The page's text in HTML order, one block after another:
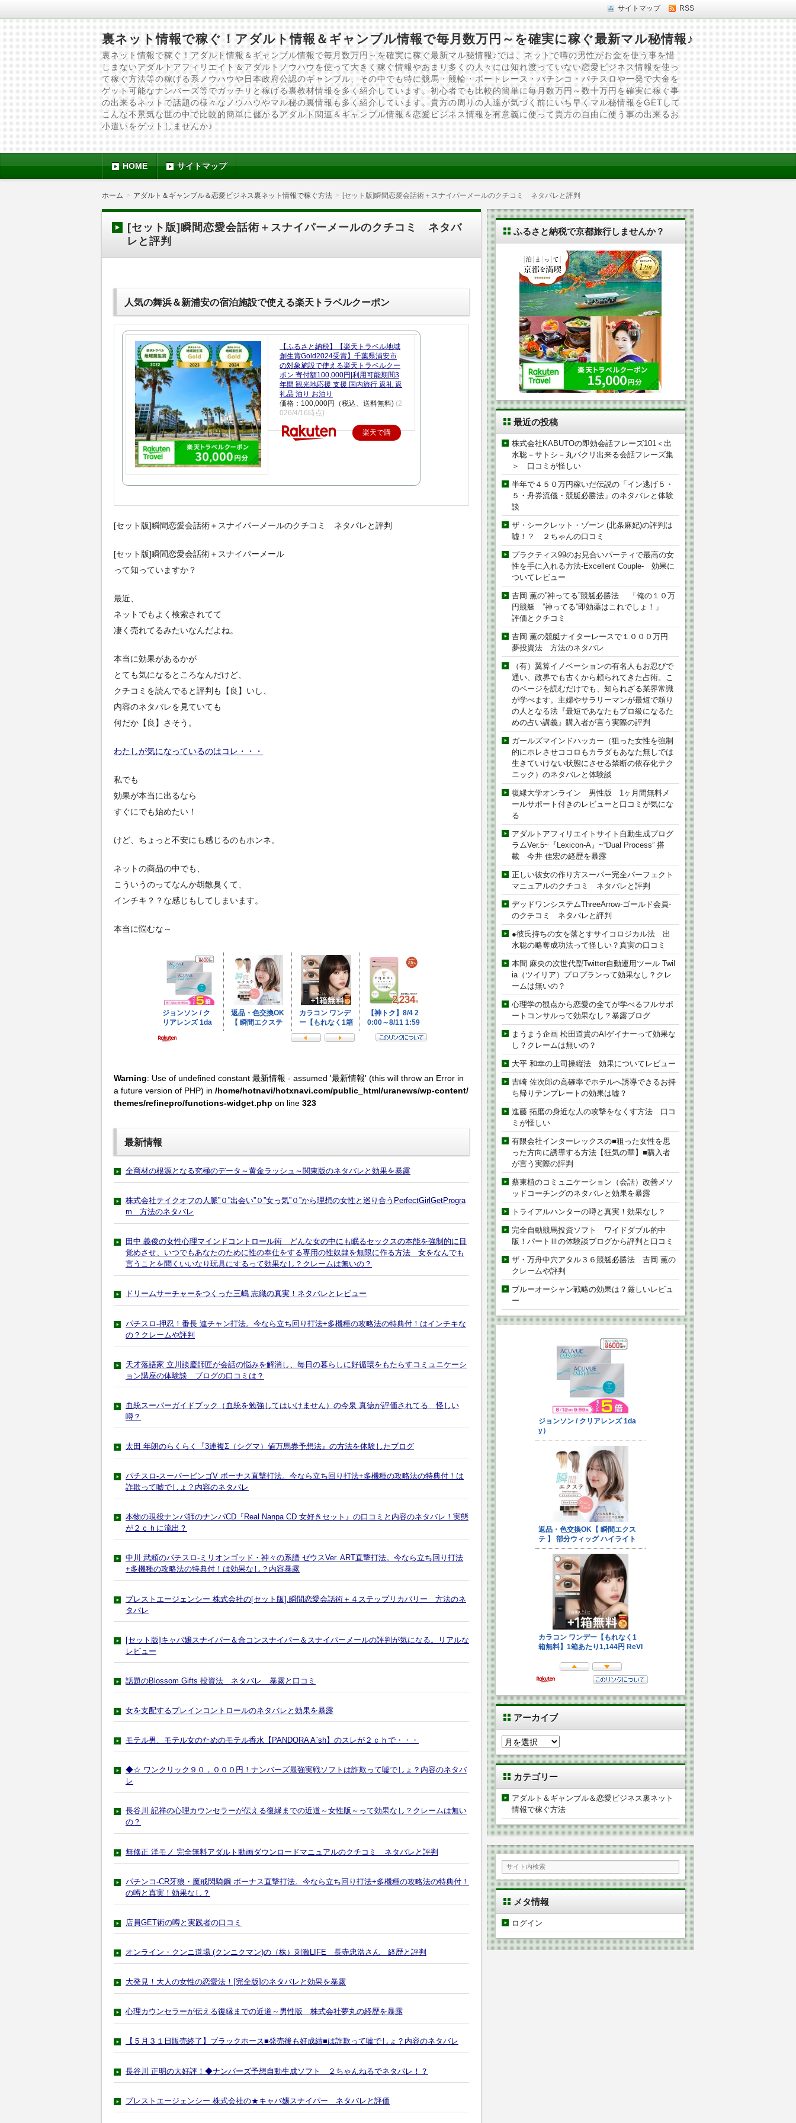
サイトマップ RSS
裏ネット情報で稼ぐ！アダルト情報＆ギャンブル情報で毎月数万円～を確実に稼ぐ最新マル秘情報♪
裏ネット情報で稼ぐ！アダルト情報＆ギャンブル情報で毎月数万円～を確実に稼ぐ最新マル秘情報♪では、ネットで噂の男性がお金を使う事を惜
しまないアダルトアフィリエイト＆アダルトノウハウを使って大きく稼ぐ情報やあまり多くの人々には知れ渡っていない恋愛ビジネス情報を使っ
て稼ぐ方法等の稼げる系ノウハウや日本政府公認のギャンブル、その中でも特に競馬・競輪・ボートレース・パチンコ・パチスロや一発で大金を
ゲット可能なナンバーズ等でガッチリと稼げる裏教材情報を多く紹介しています。初心者でも比較的簡単に毎月数万円～数十万円を確実に稼ぐ事
の出来るネットで話題の様々なノウハウやマル秘の裏情報も多く紹介しています。貴方の周りの人達が気づく前にいち早くマル秘情報をGETして
こんな不景気な世の中で比較的簡単に儲かるアダルト関連＆ギャンブル情報＆恋愛ビジネス情報を有意義に使って貴方の自由に使う事の出来るお
小遣いをゲットしませんか♪
HOME サイトマップ
ホーム アダルト＆ギャンブル＆恋愛ビジネス裏ネット情報で稼ぐ方法 [セット版]瞬間恋愛会話術＋スナイパーメールのクチコミ ネタバレと評判
[セット版]瞬間恋愛会話術＋スナイパーメールのクチコミ ネタバ
レと評判
人気の舞浜＆新浦安の宿泊施設で使える楽天トラベルクーポン
【ふるさと納税】【楽天トラベル地域
創生賞Gold2024受賞】千葉県浦安市
の対象施設で使える楽天トラベルクー
ポン 寄付額100,000円|利用可能期間3
年間 観光地応援 支援 国内旅行 返礼 返
礼品 泊り お泊り
価格：100,000円（税込、送料無料) (2
026/4/16時点)
楽天で購
[セット版]瞬間恋愛会話術＋スナイパーメールのクチコミ ネタバレと評判
[セット版]瞬間恋愛会話術＋スナイパーメール
って知っていますか？
最近、
ネットでもよく検索されてて
凄く売れてるみたいなんだよね。
本当に効果があるかが
とても気になるところなんだけど、
クチコミを読んでると評判も【良】いし、
内容のネタバレを見ていても
何だか【良】さそう。
わたしが気になっているのはコレ・・・
私でも
効果が本当に出るなら
すぐにでも始めたい！
けど、ちょっと不安にも感じるのもホンネ。
ネットの商品の中でも、
こういうのってなんか胡散臭くて、
インチキ？？な感じもしてしまいます。
本当に悩むな～
Warning: Use of undefined constant 最新情報 - assumed '最新情報' (this will throw an Error in
a future version of PHP) in /home/hotnavi/hotxnavi.com/public_html/uranews/wp-content/
themes/refinepro/functions-widget.php on line 323
最新情報
全商材の根源となる究極のデータ～黄金ラッシュ～関東版のネタバレと効果を暴露
株式会社テイクオフの人脈”０”出会い”０”女っ気”０”から理想の女性と巡り合うPerfectGirlGetProgra
m 方法のネタバレ
田中 義俊の女性心理マインドコントロール術 どんな女の中にも眠るセックスの本能を強制的に目
覚めさせ、いつでもあなたのために性の奉仕をする専用の性奴隷を無限に作る方法 女をなんでも
言うことを聞くいいなり玩具にするって効果なし？クレームは無いの？
ドリームサーチャーをつくった三嶋 志織の真実！ネタバレとレビュー
パチスロ-押忍！番長 連チャン打法。今なら立ち回り打法+多機種の攻略法の特典付！はインチキな
の？クレームや評判
天才落語家 立川談慶師匠が会話の悩みを解消し、毎日の暮らしに好循環をもたらすコミュニケーシ
ョン講座の体験談 ブログの口コミは？
血統スーパーガイドブック（血統を勉強してはいけません）の今泉 真徳が評価されてる 怪しい
噂？
太田 年朗のらくらく『3連複Σ（シグマ）値万馬券予想法』の方法を体験したブログ
パチスロ-スーパービンゴV ボーナス直撃打法。今なら立ち回り打法+多機種の攻略法の特典付！は
詐欺って嘘でしょ？内容のネタバレ
本物の現役ナンパ師のナンパCD『Real Nanpa CD 女好きセット』の口コミと内容のネタバレ！実態
が２ｃｈに流出？
中川 武頼のパチスロ-ミリオンゴッド・神々の系譜 ゼウスVer. ART直撃打法。今なら立ち回り打法
+多機種の攻略法の特典付！は効果なし？内容暴露
プレストエージェンシー 株式会社の[セット版].瞬間恋愛会話術＋４ステップリカバリー 方法のネ
タバレ
[セット版]キャバ嬢スナイパー＆合コンスナイパー＆スナイパーメールの評判が気になる。リアルな
レビュー
話題のBlossom Gifts 投資法 ネタバレ 暴露と口コミ
女を支配するブレインコントロールのネタバレと効果を暴露
モテル男、モテル女のためのモテル香水【PANDORA A`sh】のスレが２ｃｈで・・・
◆☆ ワンクリック９０，０００円！ナンバーズ最強実戦ソフトは詐欺って嘘でしょ？内容のネタバ
レ
長谷川 記祥の心理カウンセラーが伝える復縁までの近道～女性版～って効果なし？クレームは無い
の？
無修正 洋モノ 完全無料アダルト動画ダウンロードマニュアルのクチコミ ネタバレと評判
パチンコ-CR牙狼・魔戒閃騎鋼 ボーナス直撃打法。今なら立ち回り打法+多機種の攻略法の特典付！
の噂と真実！効果なし？
店員GET術の噂と実践者の口コミ
オンライン・クンニ道場 (クンニクマン)の（株）刺激LIFE 長寺忠浩さん 経歴と評判
大発見！大人の女性の恋愛法！[完全版]のネタバレと効果を暴露
心理カウンセラーが伝える復縁までの近道～男性版 株式会社夢丸の経歴を暴露
【５月３１日販売終了】ブラックホース■発売後も好成績■は詐欺って嘘でしょ？内容のネタバレ
長谷川 正明の大好評！◆ナンバーズ予想自動生成ソフト ２ちゃんねるでネタバレ！？
プレストエージェンシー 株式会社の★キャバ嬢スナイパー ネタバレと評価
ふるさと納税で京都旅行しませんか？
最近の投稿
株式会社KABUTOの即効会話フレーズ101＜出
水聡－サトシ－丸パクリ出来る会話フレーズ集
＞ 口コミが怪しい
半年で４５０万円稼いだ伝説の「イン逃げ５・
５・舟券流儀・競艇必勝法」のネタバレと体験
談
ザ・シークレット・ゾーン (北条麻妃)の評判は
嘘！？ ２ちゃんの口コミ
プラクティス99のお見合いパーティで最高の女
性を手に入れる方法-Excellent Couple- 効果に
ついてレビュー
吉岡 薫の”神ってる”競艇必勝法 「俺の１０万
円競艇 ”神ってる”即効薬はこれでしょ！」
評価とクチコミ
吉岡 薫の競艇ナイターレースで１０００万円
夢投資法 方法のネタバレ
（有）翼算イノベーションの有名人もお忍びで
通い、政界でも古くから頼られてきた占術。こ
のページを読むだけでも、知られざる業界常識
が学べます。主婦やサラリーマンが最短で頼り
の人となる法『最短であなたもプロ級になるた
めの占い講義』購入者が言う実際の評判
ガールズマインドハッカー（狙った女性を強制
的にホレさせココロもカラダもあなた無しでは
生きていけない状態にさせる禁断の依存化テク
ニック）のネタバレと体験談
復縁大学オンライン 男性版 1ヶ月間無料メ
ールサポート付きのレビューと口コミが気にな
る
アダルトアフィリエイトサイト自動生成プログ
ラムVer.5~『Lexicon-A』~“Dual Process” 搭
載 今井 佳宏の経歴を暴露
正しい彼女の作り方スーパー完全パーフェクト
マニュアルのクチコミ ネタバレと評判
デッドワンシステムThreeArrow-ゴールド会員-
のクチコミ ネタバレと評判
●彼氏持ちの女を落とすサイコロジカル法 出
水聡の略奪成功法って怪しい？真実の口コミ
本間 麻央の次世代型Twitter自動運用ツール Twil
ia（ツイリア）プロプランって効果なし？クレ
ームは無いの？
心理学の観点から恋愛の全てが学べるフルサポ
ートコンサルって効果なし？暴露ブログ
まうまう企画 松田道貴のAIゲイナーって効果な
し？クレームは無いの？
大平 和幸の上司操縦法 効果についてレビュー
吉崎 佐次郎の高確率でホテルへ誘導できるお持
ち帰りテンプレートの効果は嘘？
進藤 拓磨の身近な人の攻撃をなくす方法 口コ
ミが怪しい
有限会社インターレックスの■狙った女性を思
った方向に誘導する方法【狂気の華】■購入者
が言う実際の評判
蔡東植のコミュニケーション（会話）改善メソ
ッドコーチングのネタバレと効果を暴露
トライアルハンターの噂と真実！効果なし？
完全自動競馬投資ソフト ワイドダブル的中
版！パートⅢの体験談ブログから評判と口コミ
ザ・万舟中穴アタル３６競艇必勝法 吉岡 薫の
クレームや評判
ブルーオーシャン戦略の効果は？厳しいレビュ
ー
アーカイブ
ア
ー
カ
イ
ブ
カテゴリー
アダルト＆ギャンブル＆恋愛ビジネス裏ネット
情報で稼ぐ方法
メタ情報
ログイン